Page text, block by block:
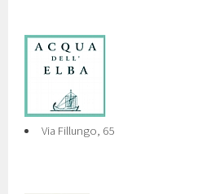
Via Fillungo, 65